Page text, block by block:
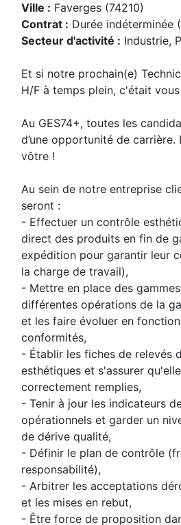
Ville : Faverges (74210)
Contrat : Durée indéterminée
Secteur d'activité : Industrie,
Et si notre prochain(e)
H/F à temps plein, c'était
Au GES74+, toutes les
d’une opportunité de carrière.
vôtre !
Au sein de notre entreprise
seront :
- Effectuer un contrôle
direct des produits en fin de
expédition pour garantir leur
la charge de travail),
- Mettre en place des
différentes opérations de la
et les faire évoluer en
conformités,
- Établir les fiches de relevés
esthétiques et s'assurer
correctement remplies,
- Tenir à jour les indicateurs
opérationnels et garder un
de dérive qualité,
- Définir le plan de contrôle
responsabilité),
- Arbitrer les acceptations
et les mises en rebut,
- Être force de proposition